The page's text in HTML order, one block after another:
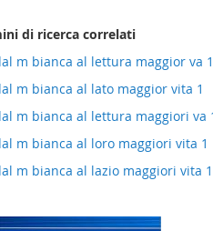
di ricerca correlati
m bianca al lettura maggior va 1
m bianca al lato maggior vita 1
m bianca al lettura maggiori va
m bianca al loro maggiori vita 1
m bianca al lazio maggiori vita 1